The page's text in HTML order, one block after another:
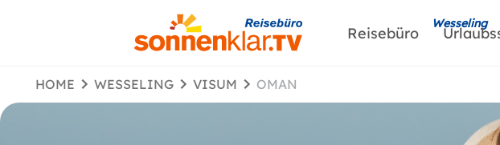
Wesseling
Reisebüro
HOME WESSELING VISUM OMAN